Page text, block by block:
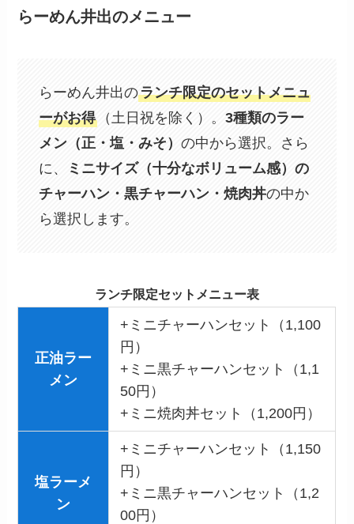
らーめん井出のメニュー
らーめん井出のランチ限定のセットメニュ
ーがお得 （土日祝を除く）。3種類のラー
メン（正・塩・みそ）の中から選択。さら
に、
ミニサイズ（十分なボリューム感）の
チャーハン・黒チャーハン・焼肉丼の中か
ら選択します。
ランチ限定セットメニュー表
正油ラー
メン
+ミニチャーハンセット（1,100
円）
+ミニ黒チャーハンセット（1,1
50円）
+ミニ焼肉丼セット（1,200円）
塩ラーメ
ン
+ミニチャーハンセット（1,150
円）
+ミニ黒チャーハンセット（1,2
00円）